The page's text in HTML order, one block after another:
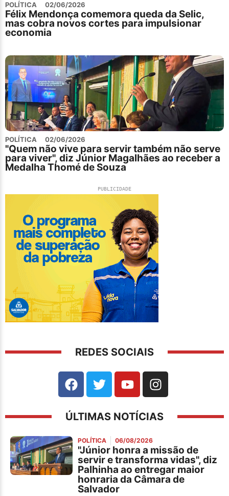
POLÍTICA 02/06/2026
Félix Mendonça comemora queda da Selic,
mas cobra novos cortes para impulsionar
economia
POLÍTICA 02/06/2026
"Quem não vive para servir também não serve
para viver", diz Júnior Magalhães ao receber a
Medalha Thomé de Souza
PUBLICIDADE
REDES SOCIAIS
ÚLTIMAS NOTÍCIAS
POLÍTICA 06/08/2026
"Júnior honra a missão de
servir e transforma vidas", diz
Palhinha ao entregar maior
honraria da Câmara de
Salvador